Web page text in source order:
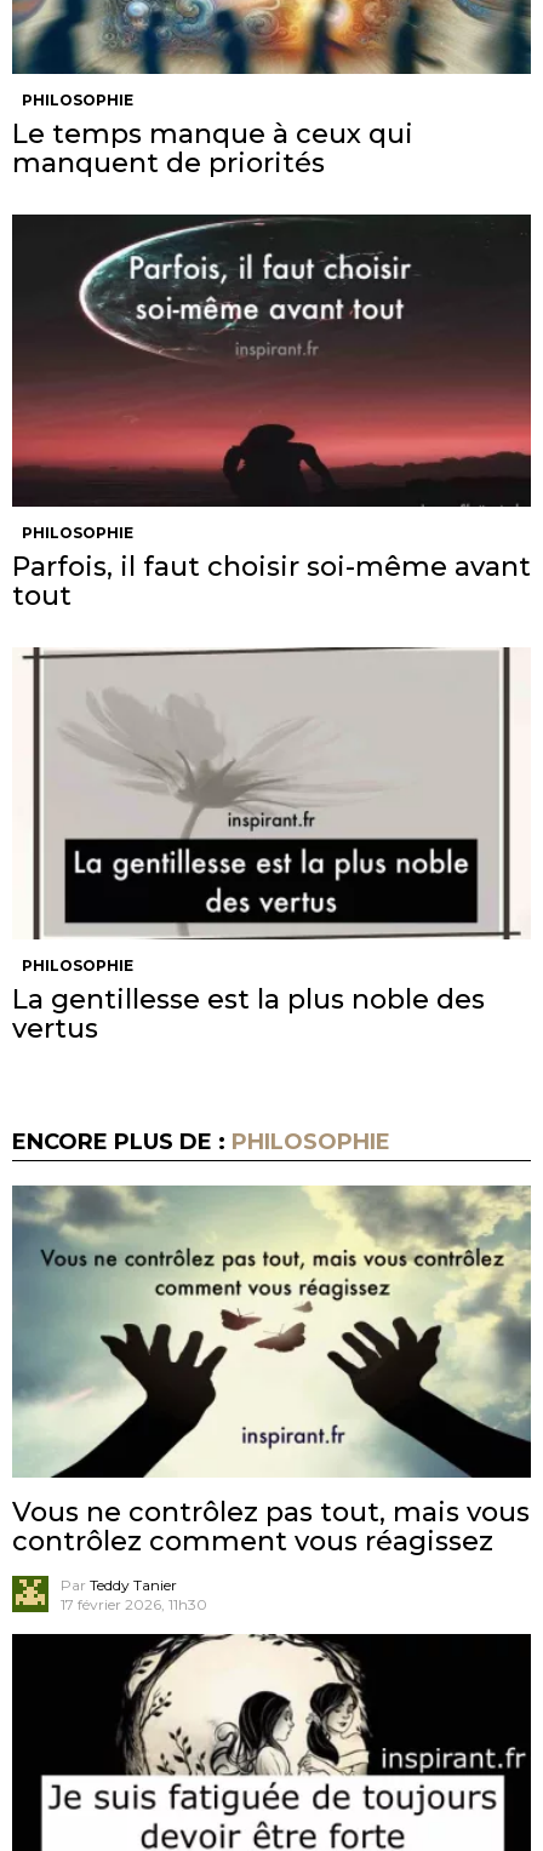
PHILOSOPHIE
Le temps manque à ceux qui
manquent de priorités
PHILOSOPHIE
Parfois, il faut choisir soi-même avant
tout
PHILOSOPHIE
La gentillesse est la plus noble des
vertus
ENCORE PLUS DE : PHILOSOPHIE
Vous ne contrôlez pas tout, mais vous
contrôlez comment vous réagissez
Par Teddy Tanier
17 février 2026, 11h30